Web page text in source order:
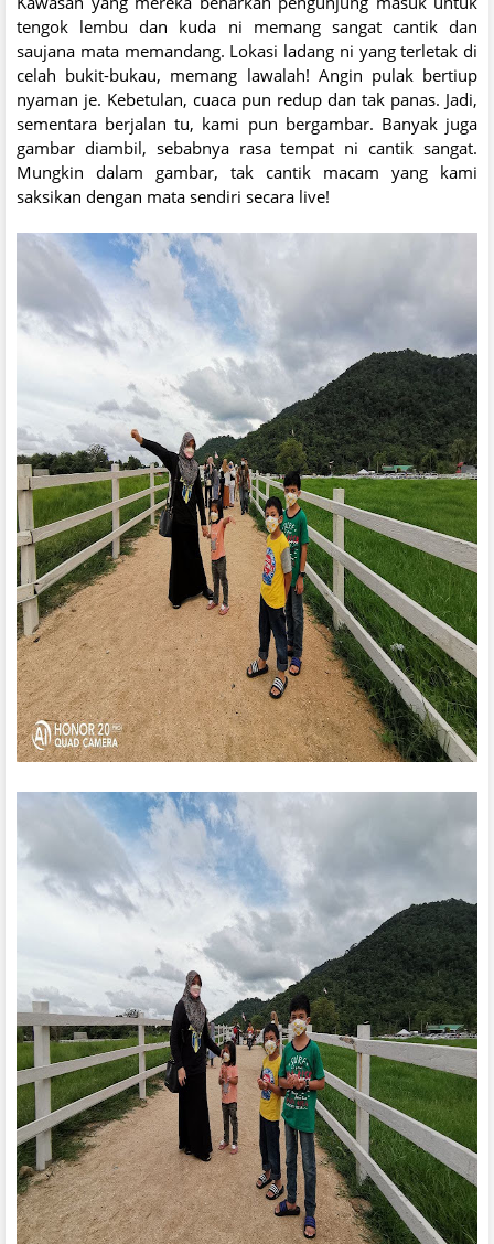
tengok lembu dan kuda ni memang sangat cantik dan
saujana mata memandang. Lokasi ladang ni yang terletak di
celah bukit-bukau, memang lawalah! Angin pulak bertiup
nyaman je. Kebetulan, cuaca pun redup dan tak panas. Jadi,
sementara berjalan tu, kami pun bergambar. Banyak juga
gambar diambil, sebabnya rasa tempat ni cantik sangat.
Mungkin dalam gambar, tak cantik macam yang kami
saksikan dengan mata sendiri secara live!